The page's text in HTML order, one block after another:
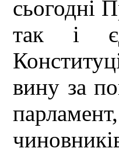
сьогодні
так і
вину за